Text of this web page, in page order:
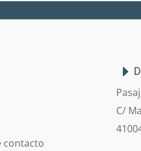
contacto
C/